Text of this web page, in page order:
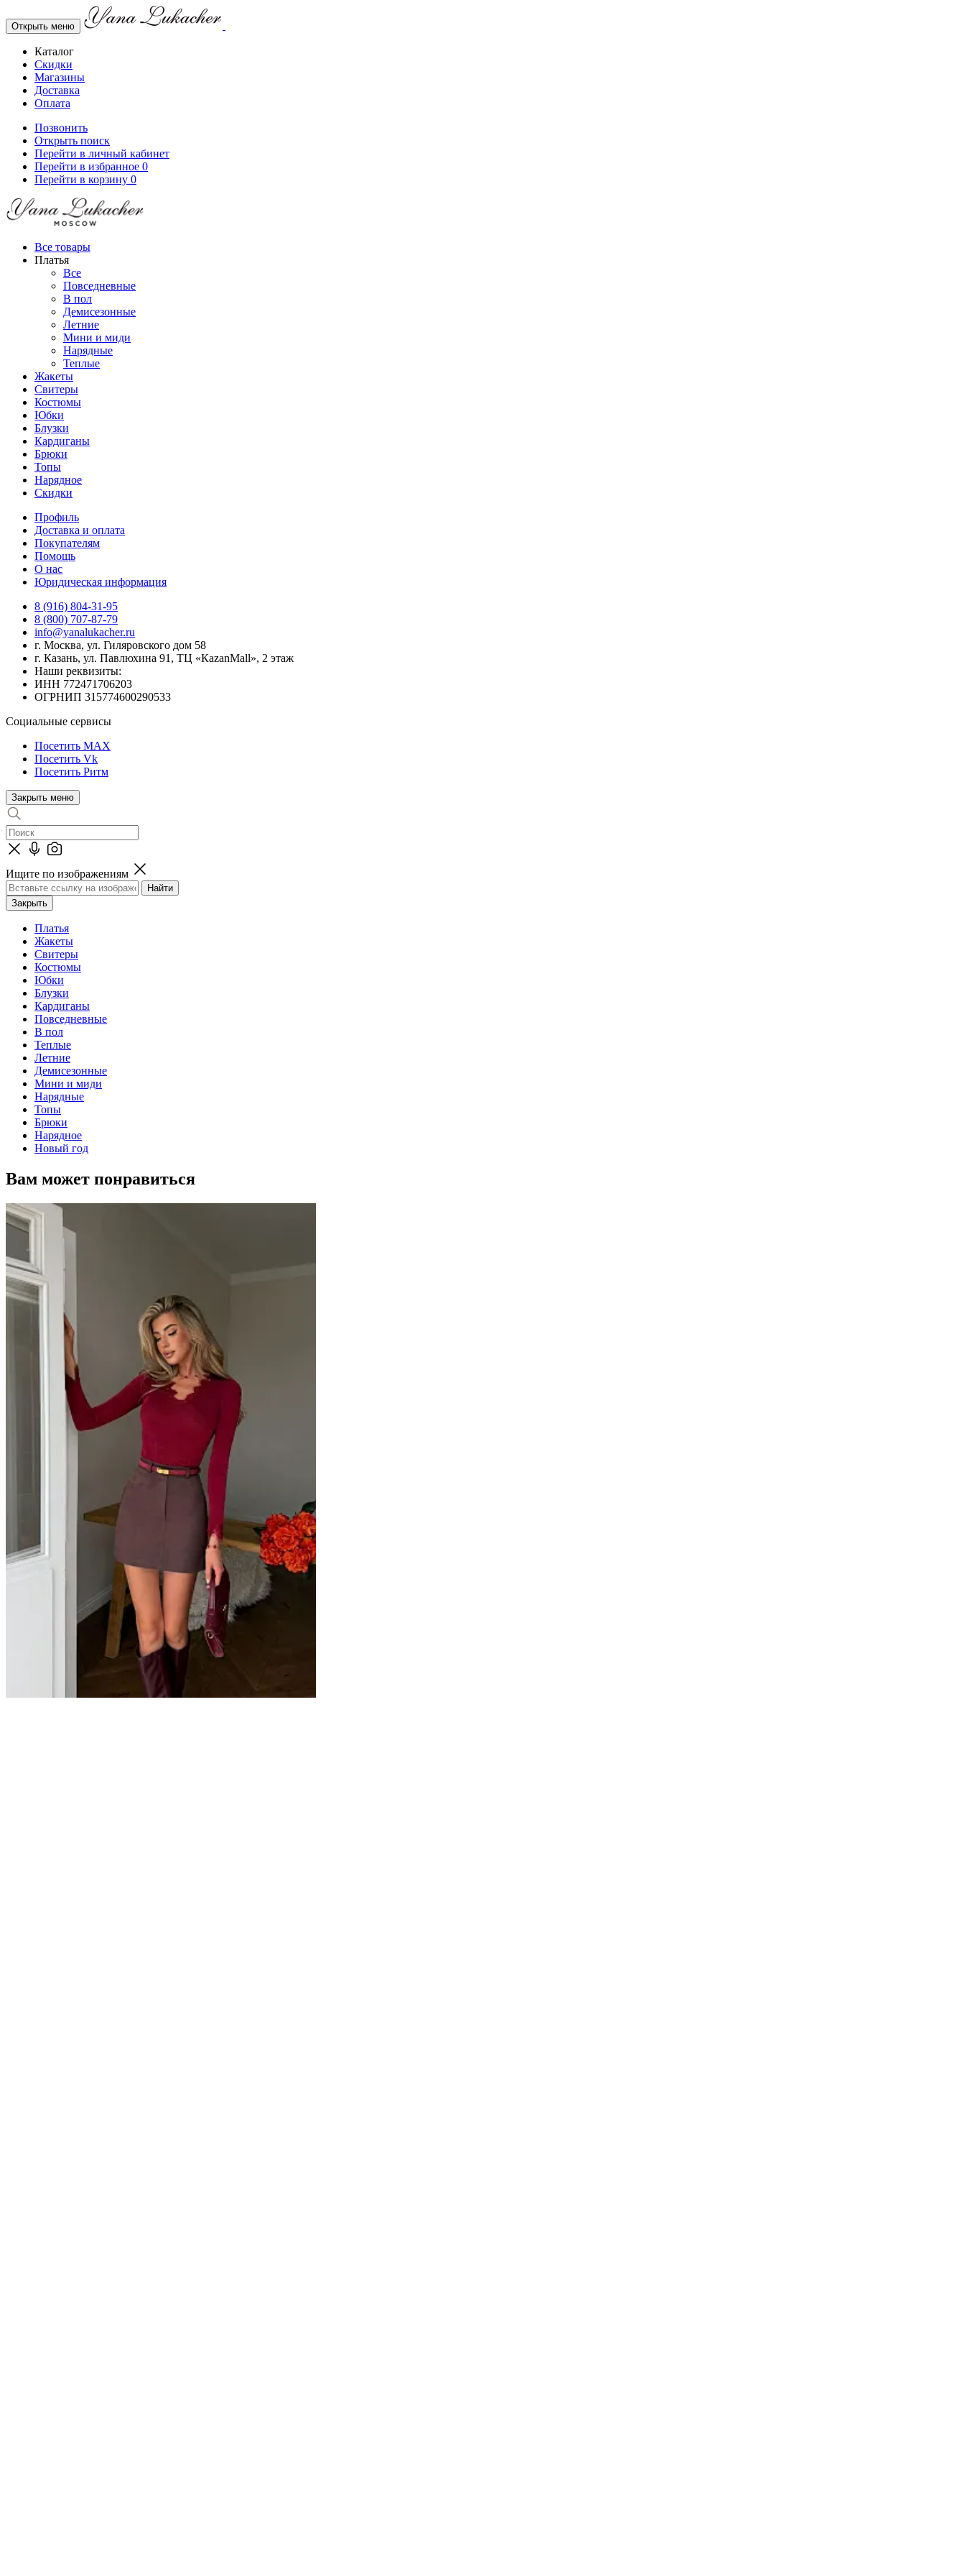
Открыть меню
Каталог
Скидки
Магазины
Доставка
Оплата
Позвонить
Открыть поиск
Перейти в личный кабинет
Перейти в избранное 0
Перейти в корзину 0
Все товары
Платья
Все
Повседневные
В пол
Демисезонные
Летние
Мини и миди
Нарядные
Теплые
Жакеты
Свитеры
Костюмы
Юбки
Блузки
Кардиганы
Брюки
Топы
Нарядное
Скидки
Профиль
Доставка и оплата
Покупателям
Помощь
О нас
Юридическая информация
8 (916) 804-31-95
8 (800) 707-87-79
info@yanalukacher.ru
г. Москва, ул. Гиляровского дом 58
г. Казань, ул. Павлюхина 91, ТЦ «КazanMall», 2 этаж
Наши реквизиты:
ИНН 772471706203
ОГРНИП 315774600290533
Социальные сервисы
Посетить MAX
Посетить Vk
Посетить Ритм
Закрыть меню
Ищите по изображениям
Закрыть
Платья
Жакеты
Свитеры
Костюмы
Юбки
Блузки
Кардиганы
Повседневные
В пол
Теплые
Летние
Демисезонные
Мини и миди
Нарядные
Топы
Брюки
Нарядное
Новый год
Вам может понравиться